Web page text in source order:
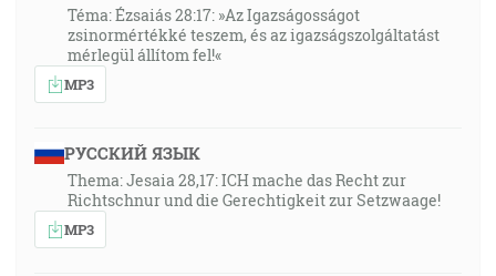
Téma: Ézsaiás 28:17: »Az Igazságosságot
zsinormértékké teszem, és az igazságszolgáltatást
mérlegül állítom fel!«
MP3
РУССКИЙ ЯЗЫК
Thema: Jesaia 28,17: ICH mache das Recht zur
Richtschnur und die Gerechtigkeit zur Setzwaage!
MP3